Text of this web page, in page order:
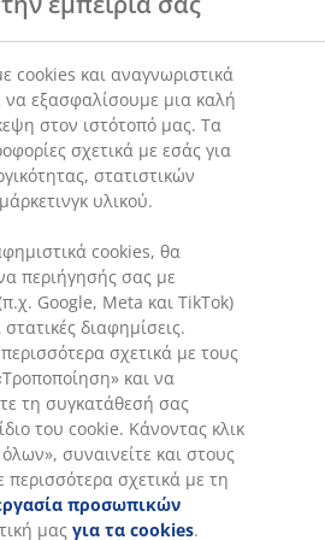
μία περιουσία για να
Μπορείτε με μικρές αλλαγές να
και να αισθανθείτε ανανεωμένοι.
φθηνά και μπορείτε με ένα-δύο
τελείως την οπτική του χώρου,
συνεχώς εφόσον είναι
να τα συνδυάσετε με την ήδη
ζωντάνια στο καθιστικό σας με
κουρελούδες, τα οποία
να χρησιμοποιήσετε φωτάκια,
για να δημιουργήσετε μια
φωτίσετε την αγαπημένη σας
διαφορετικά υλικά και
μας χρήσιμες συμβουλές
με τις πρωτότυπες ιδέες
οικιακά είδη, τα οποία καλύπτουν
για τον οικιακό εξοπλισμό και
cookies και αναγνωριστικά
εξασφαλίσουμε μια καλή
στον ιστότοπό μας. Τα
σχετικά με εσάς για
στατιστικών
υλικού.
cookies, θα
περιήγησής σας με
Google, Meta και TikTok)
διαφημίσεις.
σχετικά με τους
και να
τη συγκατάθεσή σας
του cookie. Κάνοντας κλικ
συναινείτε και στους
περισσότερα σχετικά με τη
προσωπικών
μας για τα cookies.